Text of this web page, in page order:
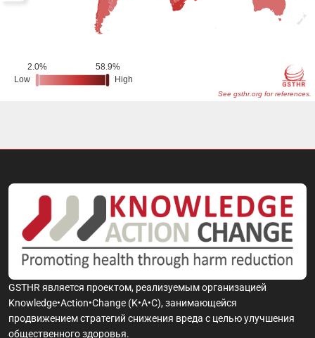
GSTHR является проектом, реализуемым организацией
Knowledge•Action•Change (K•A•C), занимающейся
продвижением стратегий снижения вреда с целью улучшения
общественного здоровья.